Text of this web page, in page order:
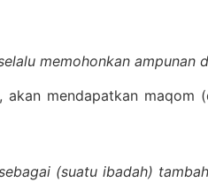
memohonkan ampunan
mendapatkan
(suatu ibadah)